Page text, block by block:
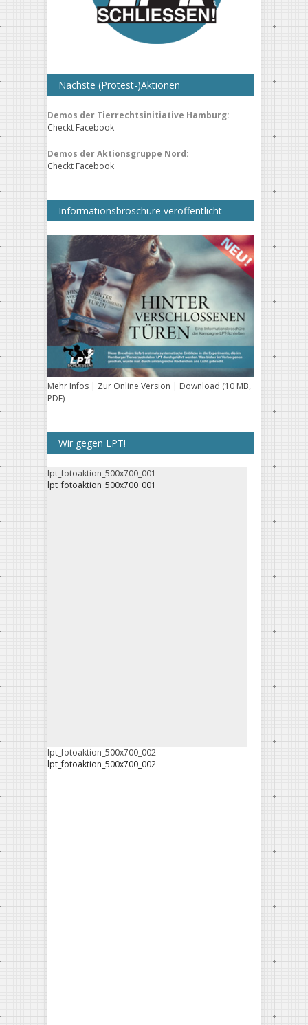
Nächste (Protest-)Aktionen
Demos der Tierrechtsinitiative Hamburg:
Checkt Facebook
Demos der Aktionsgruppe Nord:
Checkt Facebook
Informationsbroschüre veröffentlicht
Mehr Infos | Zur Online Version | Download (10 MB,
PDF)
Wir gegen LPT!
lpt_fotoaktion_500x700_001
lpt_fotoaktion_500x700_001
lpt_fotoaktion_500x700_002
lpt_fotoaktion_500x700_002